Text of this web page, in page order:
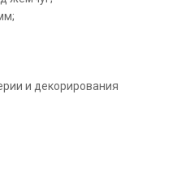
и декорирования